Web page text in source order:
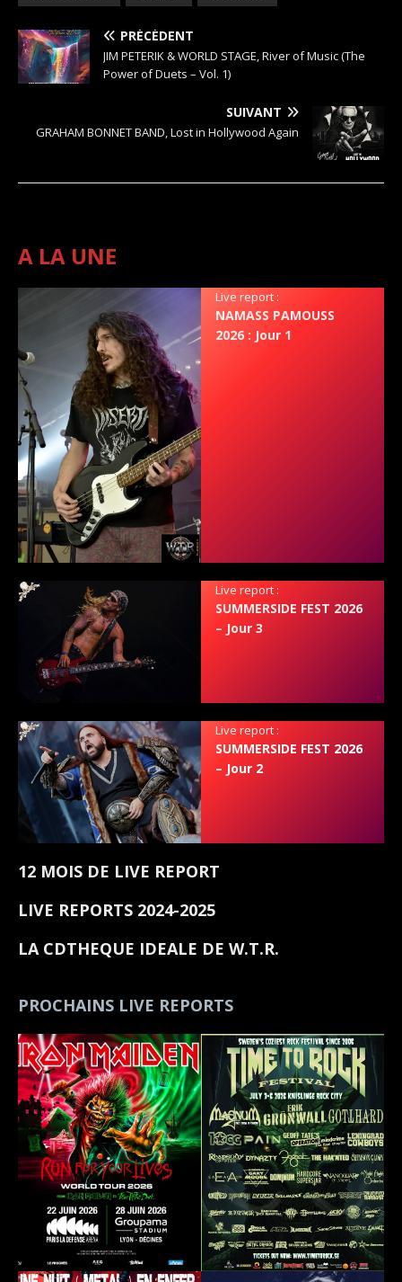
PRÉCÉDENT
JIM PETERIK & WORLD STAGE, River of Music (The
Power of Duets – Vol. 1)
SUIVANT
GRAHAM BONNET BAND, Lost in Hollywood Again
A LA UNE
Live report :
NAMASS PAMOUSS
2026 : Jour 1
Live report :
SUMMERSIDE FEST 2026
– Jour 3
Live report :
SUMMERSIDE FEST 2026
– Jour 2
12 MOIS DE LIVE REPORT
LIVE REPORTS 2024-2025
LA CDTHEQUE IDEALE DE W.T.R.
PROCHAINS LIVE REPORTS